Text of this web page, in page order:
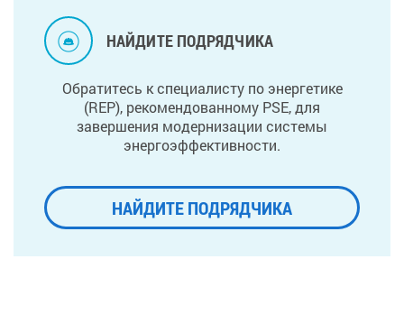
НАЙДИТЕ ПОДРЯДЧИКА
Обратитесь к специалисту по энергетике
(REP), рекомендованному PSE, для
завершения модернизации системы
энергоэффективности.
НАЙДИТЕ ПОДРЯДЧИКА